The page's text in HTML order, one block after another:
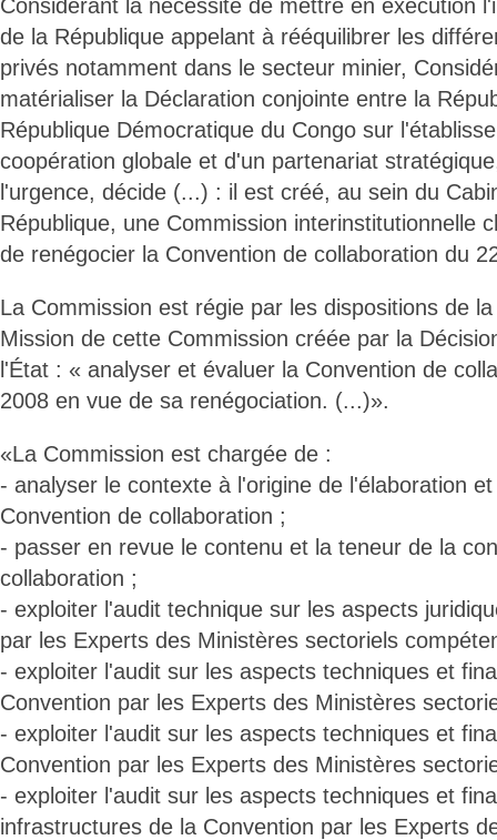
Considérant la nécessité de mettre en exécution
de la République appelant à rééquilibrer les
privés notamment dans le secteur minier,
matérialiser la Déclaration conjointe entre la
République Démocratique du Congo sur
coopération globale et d'un partenariat
l'urgence, décide (...) : il est créé, au sein du
République, une Commission interinstitutionnelle
de renégocier la Convention de collaboration du
La Commission est régie par les dispositions de
Mission de cette Commission créée par la
l'État : « analyser et évaluer la Convention de
2008 en vue de sa renégociation. (...)».
«La Commission est chargée de :
- analyser le contexte à l'origine de l'élaboration
Convention de collaboration ;
- passer en revue le contenu et la teneur de la
collaboration ;
- exploiter l'audit technique sur les aspects
par les Experts des Ministères sectoriels
- exploiter l'audit sur les aspects techniques et
Convention par les Experts des Ministères
- exploiter l'audit sur les aspects techniques et
Convention par les Experts des Ministères
- exploiter l'audit sur les aspects techniques et
infrastructures de la Convention par les Experts